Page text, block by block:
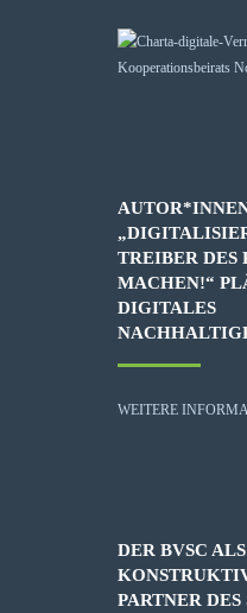
TREIBER DES
MACHEN!“
DIGITALES
WEITERE
DER BVSC
PARTNER DES